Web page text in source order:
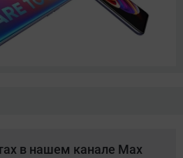
в нашем канале Max